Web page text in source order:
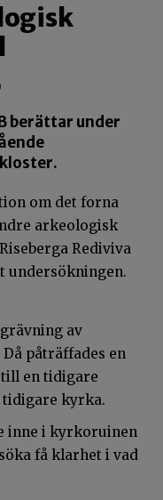
berättar under
om det forna
arkeologisk
Rediviva
undersökningen.
av
påträffades en
en tidigare
tidigare kyrka.
inne i kyrkoruinen
få klarhet i vad